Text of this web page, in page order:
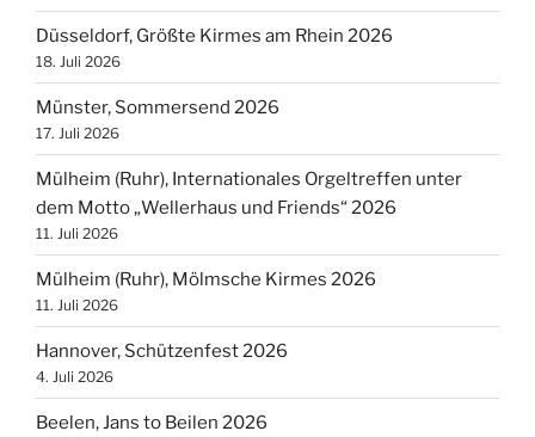
Düsseldorf, Größte Kirmes am Rhein 2026
18. Juli 2026
Münster, Sommersend 2026
17. Juli 2026
Mülheim (Ruhr), Internationales Orgeltreffen unter
dem Motto „Wellerhaus und Friends“ 2026
11. Juli 2026
Mülheim (Ruhr), Mölmsche Kirmes 2026
11. Juli 2026
Hannover, Schützenfest 2026
4. Juli 2026
Beelen, Jans to Beilen 2026